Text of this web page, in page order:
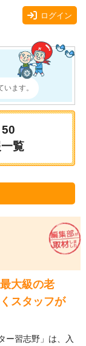
ログイン
ます。
覧
大級の老
スタッフが
ー習志野」は、入